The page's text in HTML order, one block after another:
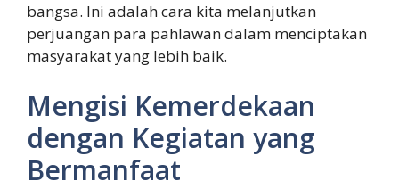
bangsa. Ini adalah cara kita melanjutkan
perjuangan para pahlawan dalam menciptakan
masyarakat yang lebih baik.
Mengisi Kemerdekaan
dengan Kegiatan yang
Bermanfaat